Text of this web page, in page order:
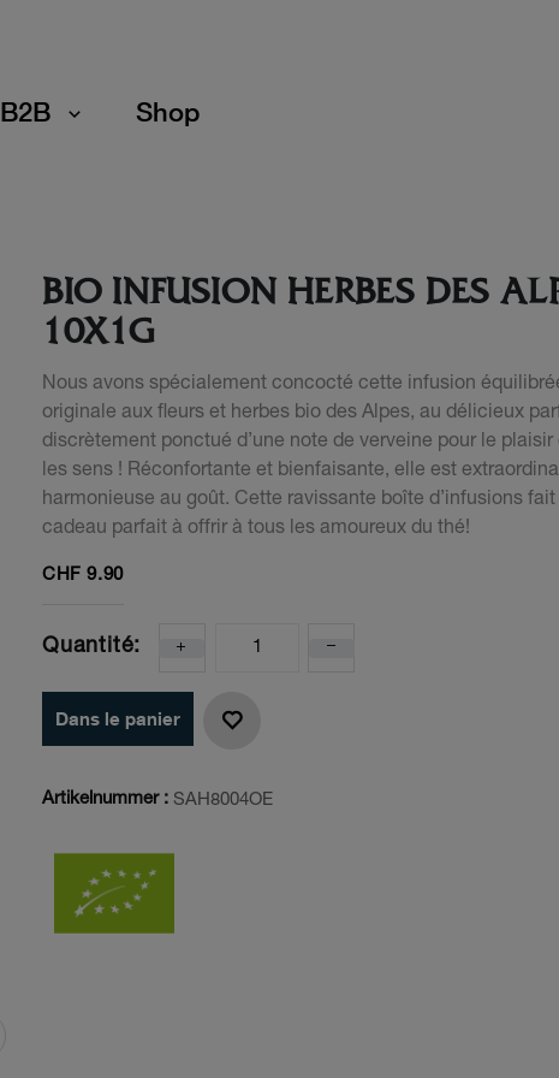
B2B Shop
BIO INFUSION HERBES DES
10X1G
Nous avons spécialement concocté cette infusion
originale aux fleurs et herbes bio des Alpes, au délicieux
discrètement ponctué d’une note de verveine pour le plaisir
les sens ! Réconfortante et bienfaisante, elle est
harmonieuse au goût. Cette ravissante boîte d’infusions fait
cadeau parfait à offrir à tous les amoureux du thé!
CHF9.90
Quantité:
Dans le panier
Artikelnummer : SAH8004OE